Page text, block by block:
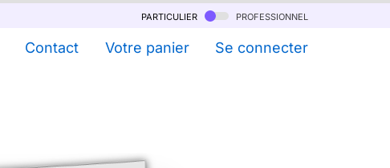
particulier professionnel
Contact Votre panier Se connecter